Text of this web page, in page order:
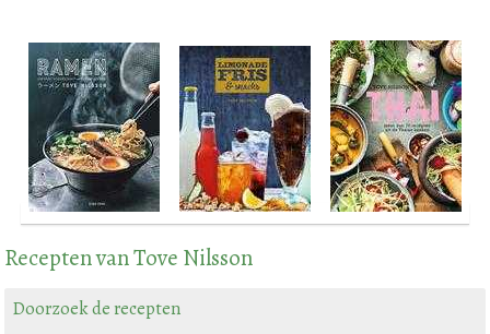
Recepten van Tove Nilsson
Doorzoek de recepten